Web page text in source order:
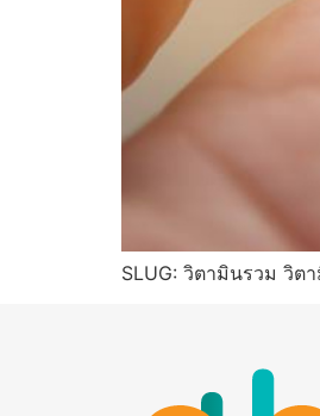
SLUG: วิตามินรวม วิ